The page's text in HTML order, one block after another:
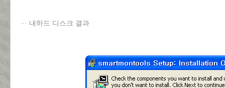
내하드 디스크 결과